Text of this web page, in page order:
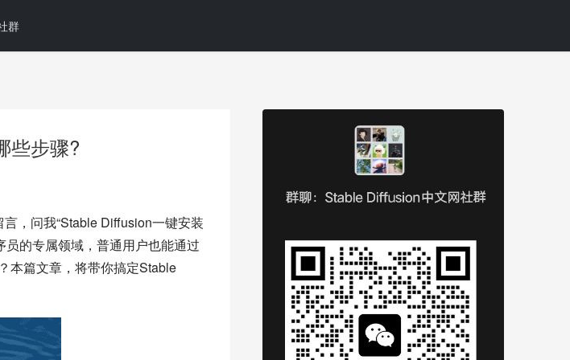
群
些步骤?
，问我“Stable Diffusion一键安装
的专属领域，普通用户也能通过
本篇文章，将带你搞定Stable